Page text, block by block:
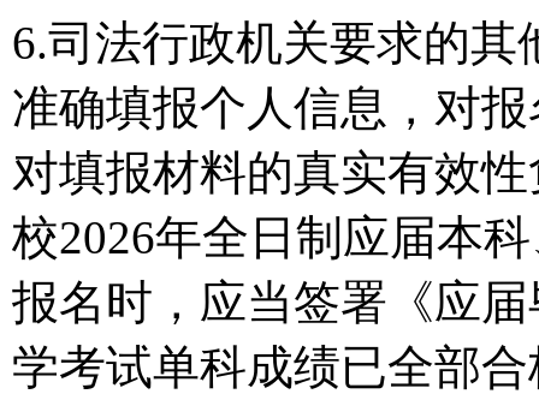
6.司法行政机关要求的
准确填报个人信息，对
对填报材料的真实有效
校2026年全日制应届本
报名时，应当签署《应
学考试单科成绩已全部